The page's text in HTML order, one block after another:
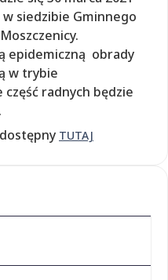
siedzibie Gminnego
epidemiczną obrady
w trybie
część radnych będzie
TUTAJ